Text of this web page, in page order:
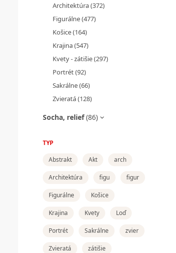
Architektúra(372)
Figurálne(477)
Košice(164)
Krajina(547)
Kvety - zátišie(297)
Portrét(92)
Sakrálne(66)
Zvieratá(128)
Socha, relief (86)
TYP
Abstrakt
Akt arch
Architektúra figu figur
Figurálne Košice
Krajina Kvety Loď
Portrét Sakrálne zvier
Zvieratá zátišie